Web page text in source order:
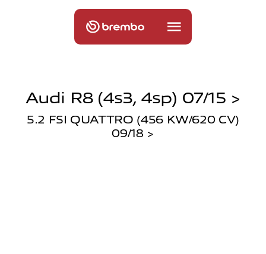
Audi R8 (4s3, 4sp) 07/15 >
5.2 FSI QUATTRO (456 KW/620 CV)
09/18 >